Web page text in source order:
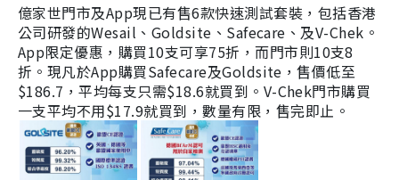
億家世門市及App現已有售6款快速測試套裝，包括香港
公司研發的Wesail、Goldsite、Safecare、及V-Chek。
App限定優惠，購買10支可享75折，而門市則10支8
折。現凡於App購買Safecare及Goldsite，售價低至
$186.7，平均每支只需$18.6就買到。V-Chek門市購買
一支平均不用$17.9就買到，數量有限，售完即止。